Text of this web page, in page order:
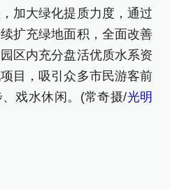
加大绿化提质力度，通过
扩充绿地面积，全面改善
区内充分盘活优质水系资
目，吸引众多市民游客前
戏水休闲。(常奇摄/光明